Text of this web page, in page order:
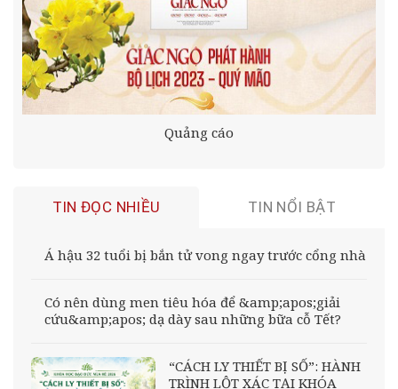
Quảng cáo
TIN ĐỌC NHIỀU TIN NỔI BẬT
Á hậu 32 tuổi bị bắn tử vong ngay trước cổng nhà
Có nên dùng men tiêu hóa để &amp;apos;giải
cứu&amp;apos; dạ dày sau những bữa cỗ Tết?
“CÁCH LY THIẾT BỊ SỐ”: HÀNH
TRÌNH LỘT XÁC TẠI KHÓA